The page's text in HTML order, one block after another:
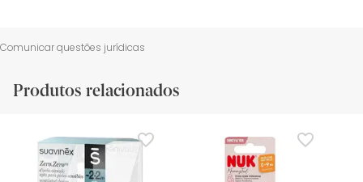
Comunicar questões jurídicas
Produtos relacionados